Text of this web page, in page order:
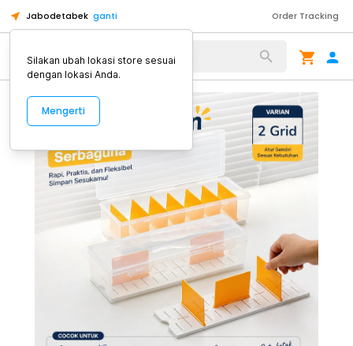
Jabodetabek ganti Order Tracking
Alat Kopi
Silakan ubah lokasi store sesuai
dengan lokasi Anda.
Mengerti